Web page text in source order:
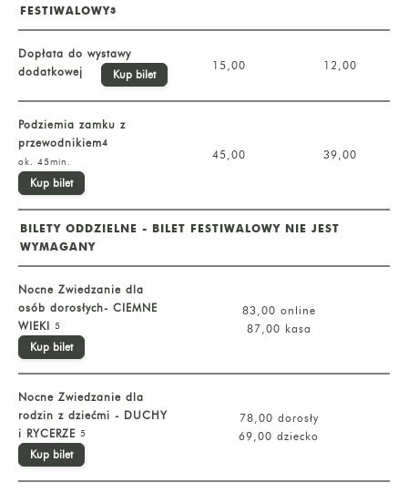
FESTIWALOWY3
Dopłata do wystawy
dodatkowej
Kup bilet
15,00 12,00
Podziemia zamku z
przewodnikiem4
ok. 45min.
Kup bilet
45,00 39,00
BILETY ODDZIELNE - BILET FESTIWALOWY NIE JEST
WYMAGANY
Nocne Zwiedzanie dla
osób dorosłych- CIEMNE
WIEKI 5
Kup bilet
83,00 online
87,00 kasa
Nocne Zwiedzanie dla
rodzin z dziećmi - DUCHY
i RYCERZE 5
Kup bilet
78,00 dorosły
69,00 dziecko